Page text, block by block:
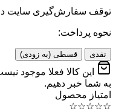
توقف سفارش‌گیری سایت
نحوه پرداخت:
نقدی قسطی (به زودی)
این کالا فعلا موجود
به شما خبر دهیم.
امتیاز محصول
☆
☆
☆
☆
☆